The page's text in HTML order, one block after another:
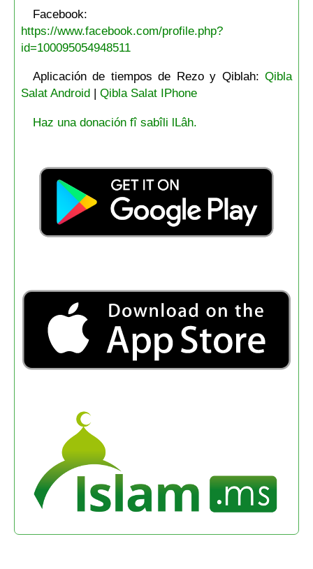
Facebook:
https://www.facebook.com/profile.php?
id=100095054948511
Aplicación de tiempos de Rezo y Qiblah:Qibla
Salat Android| Qibla Salat IPhone
Haz una donación fî sabîli lLâh.